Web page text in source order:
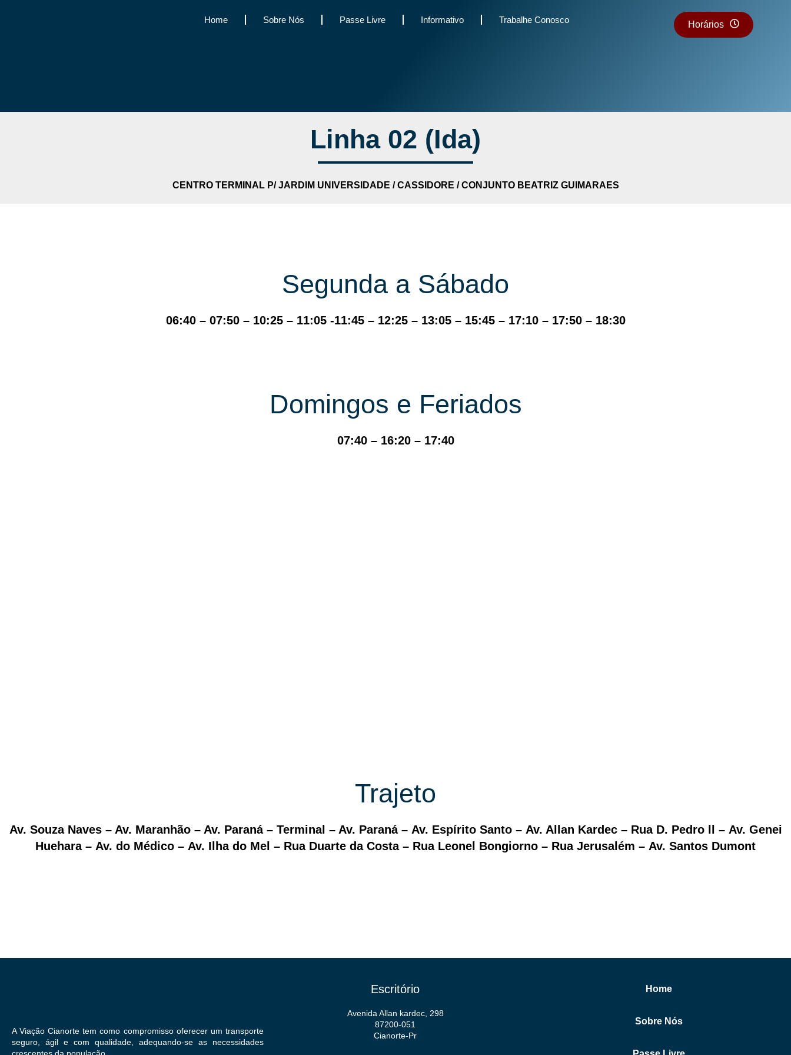
Home Sobre Nós Passe Livre Informativo Trabalhe Conosco Horários
Linha 02 (Ida)
CENTRO TERMINAL P/ JARDIM UNIVERSIDADE / CASSIDORE / CONJUNTO BEATRIZ GUIMARAES
Segunda a Sábado
06:40 – 07:50 – 10:25 – 11:05 -11:45 – 12:25 – 13:05 – 15:45 – 17:10 – 17:50 – 18:30
Domingos e Feriados
07:40 – 16:20 – 17:40
Trajeto
Av. Souza Naves – Av. Maranhão – Av. Paraná – Terminal – Av. Paraná – Av. Espírito Santo – Av. Allan Kardec – Rua D. Pedro ll – Av. Genei
Huehara – Av. do Médico – Av. Ilha do Mel – Rua Duarte da Costa – Rua Leonel Bongiorno – Rua Jerusalém – Av. Santos Dumont
A Viação Cianorte tem como compromisso oferecer um transporte
seguro, ágil e com qualidade, adequando-se as necessidades
crescentes da população.
Escritório
Avenida Allan kardec, 298
87200-051
Cianorte-Pr
Home
Sobre Nós